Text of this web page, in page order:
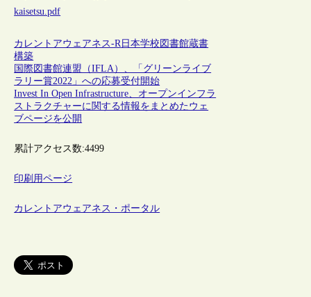
kaisetsu.pdf
カレントアウェアネス-R 日本学校図書館蔵書
構築
国際図書館連盟（IFLA）、「グリーンライブ
ラリー賞2022」への応募受付開始
Invest In Open Infrastructure、オープンインフラ
ストラクチャーに関する情報をまとめたウェ
ブページを公開
累計アクセス数:4499
印刷用ページ
カレントアウェアネス・ポータル